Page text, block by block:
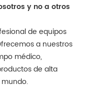
y no a otros
de equipos
a nuestros
médico,
de alta